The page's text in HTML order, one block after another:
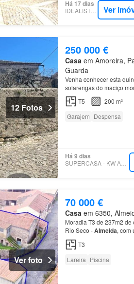
Há 17 dias
IDEALISTA.PT Ver
12 Fotos
250 000 €
Casaem Amoreira,
Guarda
Venha conhecer esta
solarengas do maciço
T5
200 m²
Garajem Despensa
Há 9 dias
SUPERCASA - KW ALFA LISBOA
Ver foto
70 000 €
Casaem 6350,
Moradia T3 de 237m2
Rio Seco -Almeida, com
T3
Lareira Piscina